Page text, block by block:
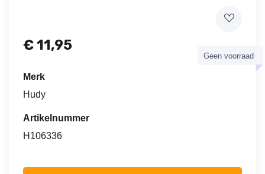
€11,95
Geen voorraad
Merk
Hudy
Artikelnummer
H106336